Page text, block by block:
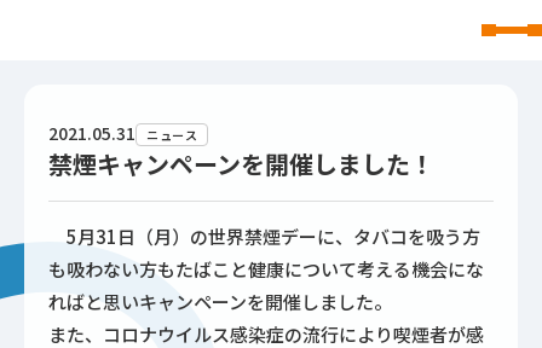
2021.05.31 ニュース
禁煙キャンペーンを開催しました！
5月31日（月）の世界禁煙デーに、タバコを吸う方
も吸わない方もたばこと健康について考える機会にな
ればと思いキャンペーンを開催しました。
また、コロナウイルス感染症の流行により喫煙者が感